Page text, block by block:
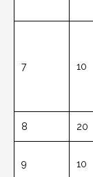
7 10
8 20
9 10